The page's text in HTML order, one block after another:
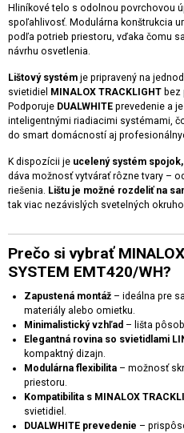
Hliníkové telo s odolnou povrchovou
spoľahlivosť. Modulárna konštrukcia
podľa potrieb priestoru, vďaka čomu
návrhu osvetlenia.
Lištový systém je pripravený na
svietidiel MINALOX TRACKLIGHT bez
Podporuje DUALWHITE prevedenie a
inteligentnými riadiacimi systémami,
do smart domácností aj
K dispozícii je ucelený systém
dáva možnosť vytvárať rôzne tvary –
riešenia. Lištu je možné rozdeliť na
tak viac nezávislých svetelných
Prečo si vybrať
SYSTEM EMT420/WH?
Zapustená montáž – ideálna pre
materiály alebo omietku.
Minimalistický vzhľad – lišta
Elegantná rovina so svietidlami
kompaktný dizajn.
Modulárna flexibilita – možnosť
priestoru.
Kompatibilita s MINALOX
svietidiel.
DUALWHITE prevedenie –